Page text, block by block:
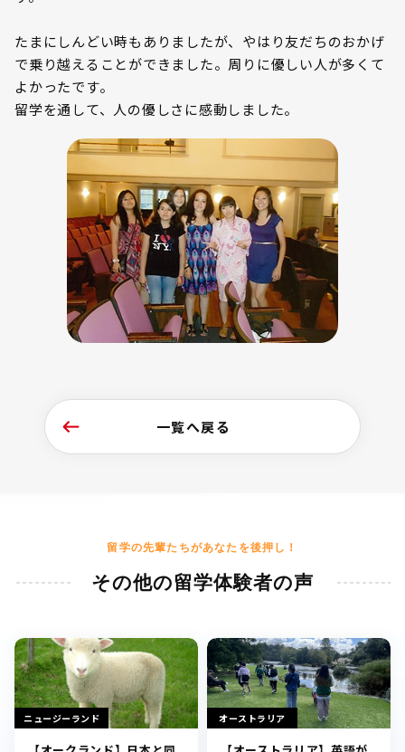
たまにしんどい時もありましたが、やはり友だちのおかげ
で乗り越えることができました。周りに優しい人が多くて
よかったです。
留学を通して、人の優しさに感動しました。
一覧へ戻る
留学の先輩たちがあなたを後押し！
その他の留学体験者の声
ニュージーランド オーストラリア